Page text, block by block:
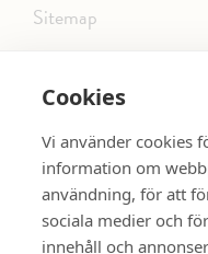
Cookies
Vi använder cookies
information om
användning, för att
sociala medier och
innehåll och
Sitemap
FÖLJ OSS PÅ SOCIALA
SE MER SKOR: dinsko.se